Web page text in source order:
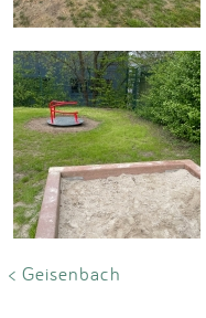
< Geisenbach